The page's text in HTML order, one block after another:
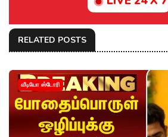
RELATED POSTS
வீடியோ ஸ்டோரி